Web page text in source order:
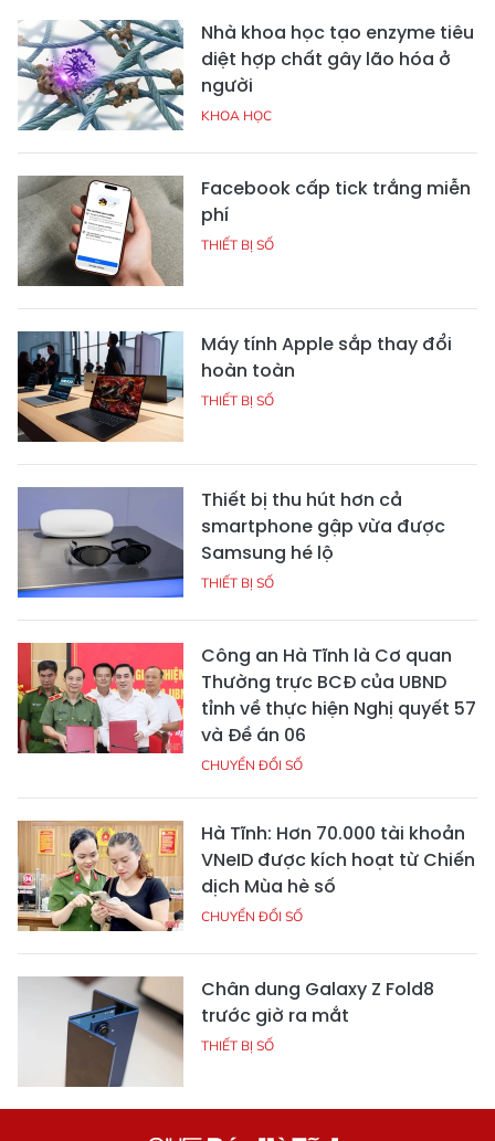
Nhà khoa học tạo enzyme tiêu
diệt hợp chất gây lão hóa ở
người
KHOA HỌC
Facebook cấp tick trắng miễn
phí
THIẾT BỊ SỐ
Máy tính Apple sắp thay đổi
hoàn toàn
THIẾT BỊ SỐ
Thiết bị thu hút hơn cả
smartphone gập vừa được
Samsung hé lộ
THIẾT BỊ SỐ
Công an Hà Tĩnh là Cơ quan
Thường trực BCĐ của UBND
tỉnh về thực hiện Nghị quyết 57
và Đề án 06
CHUYỂN ĐỔI SỐ
Hà Tĩnh: Hơn 70.000 tài khoản
VNeID được kích hoạt từ Chiến
dịch Mùa hè số
CHUYỂN ĐỔI SỐ
Chân dung Galaxy Z Fold8
trước giờ ra mắt
THIẾT BỊ SỐ